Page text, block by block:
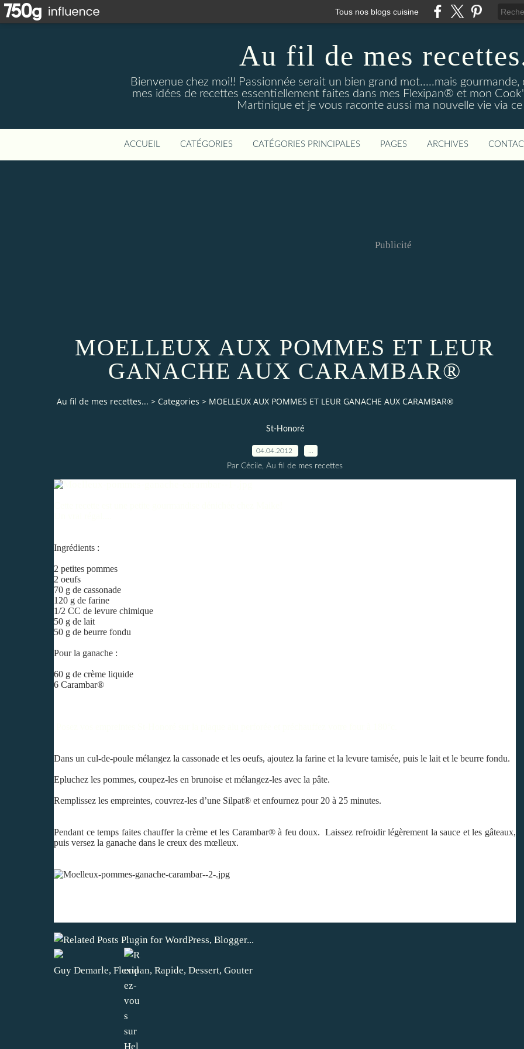
Tous nos blogs cuisine
Au fil de mes
Bienvenue chez moi!! Passionnée serait un bien grand mot.....mais gourmande,
mes idées de recettes essentiellement faites dans mes Flexipan® et mon
Martinique et je vous raconte aussi ma nouvelle vie via ce
ACCUEIL CATÉGORIES CATÉGORIES PRINCIPALES PAGES ARCHIVES
Publicité
MOELLEUX AUX POMMES ET LEUR
GANACHE AUX CARAMBAR®
Au fil de mes recettes... > Categories > MOELLEUX AUX POMMES ET LEUR GANACHE AUX CARAMBAR®
St-Honoré
04.04.2012
Par Cécile, Au fil de mes recettes
Ingrédients :
2 petites pommes
2 oeufs
70 g de cassonade
120 g de farine
1/2 CC de levure chimique
50 g de lait
50 g de beurre fondu
Pour la ganache :
60 g de crème liquide
6 Carambar®
Dans un cul-de-poule mélangez la cassonade et les oeufs, ajoutez la farine et la levure tamisée, puis le lait et le beurre fondu.
Epluchez les pommes, coupez-les en brunoise et mélangez-les avec la pâte.
Remplissez les empreintes, couvrez-les d’une Silpat® et enfournez pour 20 à 25 minutes.
Pendant ce temps faites chauffer la crème et les Carambar® à feu doux. Laissez refroidir légèrement la sauce et les gâteaux,
puis versez la ganache dans le creux des mœlleux.
Guy Demarle, Flexipan, Rapide, Dessert, Gouter